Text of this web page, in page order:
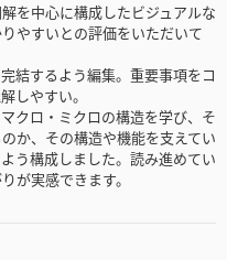
を中心に構成したビジュアルな
やすいとの評価をいただいて
結するよう編集。重要事項をコ
しやすい。
クロ・ミクロの構造を学び、そ
か、その構造や機能を支えてい
う構成しました。読み進めてい
が実感できます。